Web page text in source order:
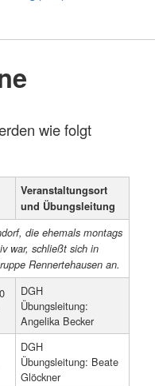
wie folgt
Veranstaltungsort
und Übungsleitung
die ehemals montags
war, schließt sich in
Rennertehausen an.
DGH
Übungsleitung:
Angelika Becker
DGH
Übungsleitung: Beate
Glöckner